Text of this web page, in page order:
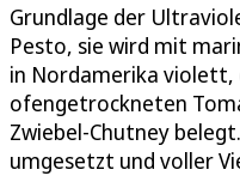
Grundlage der
Pesto, sie wird mit
in Nordamerika violett,
ofengetrockneten
Zwiebel-Chutney
umgesetzt und voller